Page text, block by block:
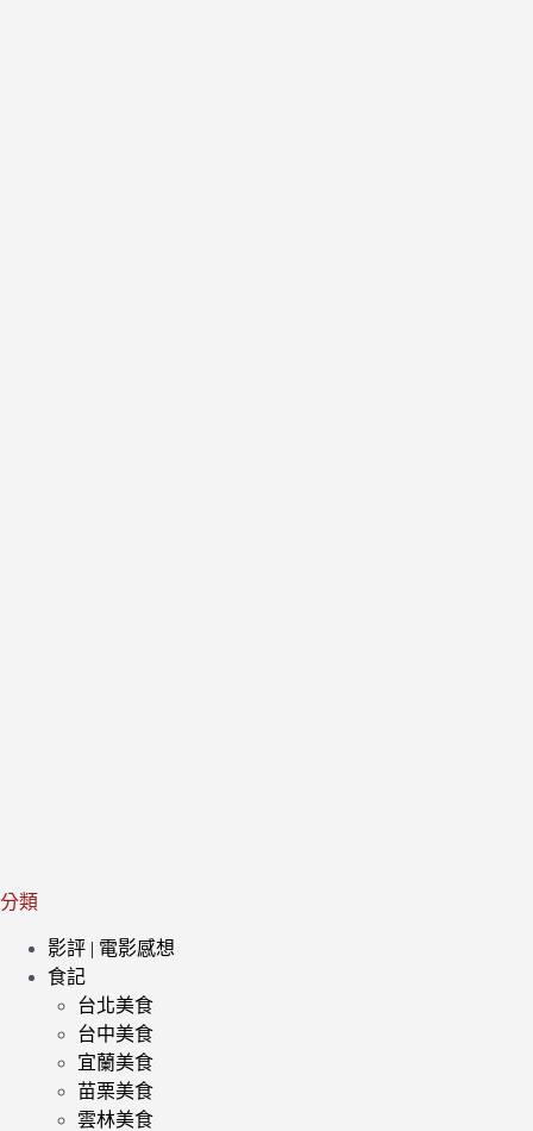
分類
影評 | 電影感想
食記
台北美食
台中美食
宜蘭美食
苗栗美食
雲林美食